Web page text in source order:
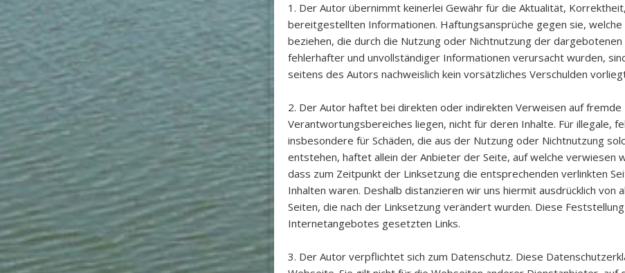
1. Der Autor übernimmt keinerlei Gewähr für die Aktualität,
bereitgestellten Informationen. Haftungsansprüche gegen sie,
beziehen, die durch die Nutzung oder Nichtnutzung der
fehlerhafter und unvollständiger Informationen verursacht wurden,
seitens des Autors nachweislich kein vorsätzliches Verschulden
2. Der Autor haftet bei direkten oder indirekten Verweisen auf fremde
Verantwortungsbereiches liegen, nicht für deren Inhalte. Für illegale,
insbesondere für Schäden, die aus der Nutzung oder Nichtnutzung
entstehen, haftet allein der Anbieter der Seite, auf welche verwiesen
dass zum Zeitpunkt der Linksetzung die entsprechenden verlinkten
Inhalten waren. Deshalb distanzieren wir uns hiermit ausdrücklich
Seiten, die nach der Linksetzung verändert wurden. Diese
Internetangebotes gesetzten Links.
3. Der Autor verpflichtet sich zum Datenschutz. Diese